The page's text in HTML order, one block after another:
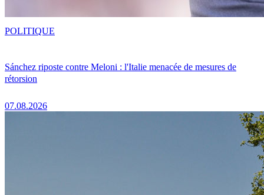
Sánchez riposte contre Meloni : l'Italie menacée de mesures de
rétorsion
07.08.2026
POLITIQUE